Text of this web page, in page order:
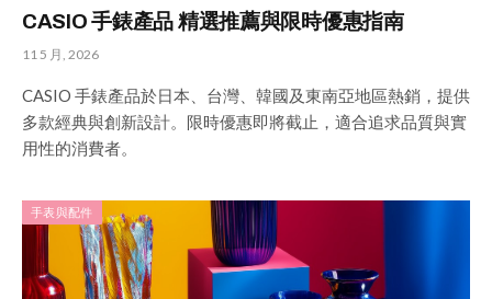
CASIO 手錶產品 精選推薦與限時優惠指南
11 5 月, 2026
CASIO 手錶產品於日本、台灣、韓國及東南亞地區熱銷，提供
多款經典與創新設計。限時優惠即將截止，適合追求品質與實
用性的消費者。
手表與配件